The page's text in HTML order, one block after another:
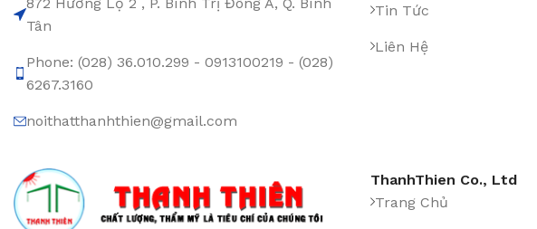
Tân
Phone: (028) 36.010.299 - 0913100219 - (028)
6267.3160
noithatthanhthien@gmail.com
Tin Tức
Liên Hệ
ThanhThien Co., Ltd
Trang Chủ